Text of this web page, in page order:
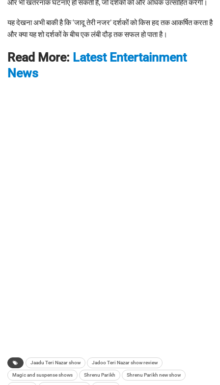
और भी खतरनाक घटनाएं हो सकती हैं, जो दर्शकों को और अधिक उत्साहित करेंगी।
यह देखना अभी बाकी है कि ‘जादू तेरी नजर’ दर्शकों को किस हद तक आकर्षित करता है
और क्या यह शो दर्शकों के बीच एक लंबी दौड़ तक सफल हो पाता है।
Read More: Latest Entertainment
News
Jaadu Teri Nazar show Jadoo Teri Nazar show review
Magic and suspense shows Shrenu Parikh Shrenu Parikh new show